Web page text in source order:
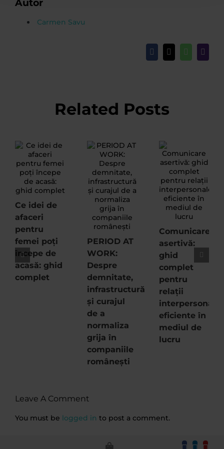
Autor
Carmen Savu
Facebook
X WhatsApp
Email
Related Posts
Ce idei de
afaceri
pentru
femei poți
începe de
acasă: ghid
complet
PERIOD AT
WORK:
Despre
demnitate,
infrastructură
și curajul
de a
normaliza
grija în
companiile
românești
Comunicare
asertivă:
ghid
complet
pentru
relații
interpersonale
eficiente în
mediul de
lucru
Leave A Comment
You must be logged in to post a comment.